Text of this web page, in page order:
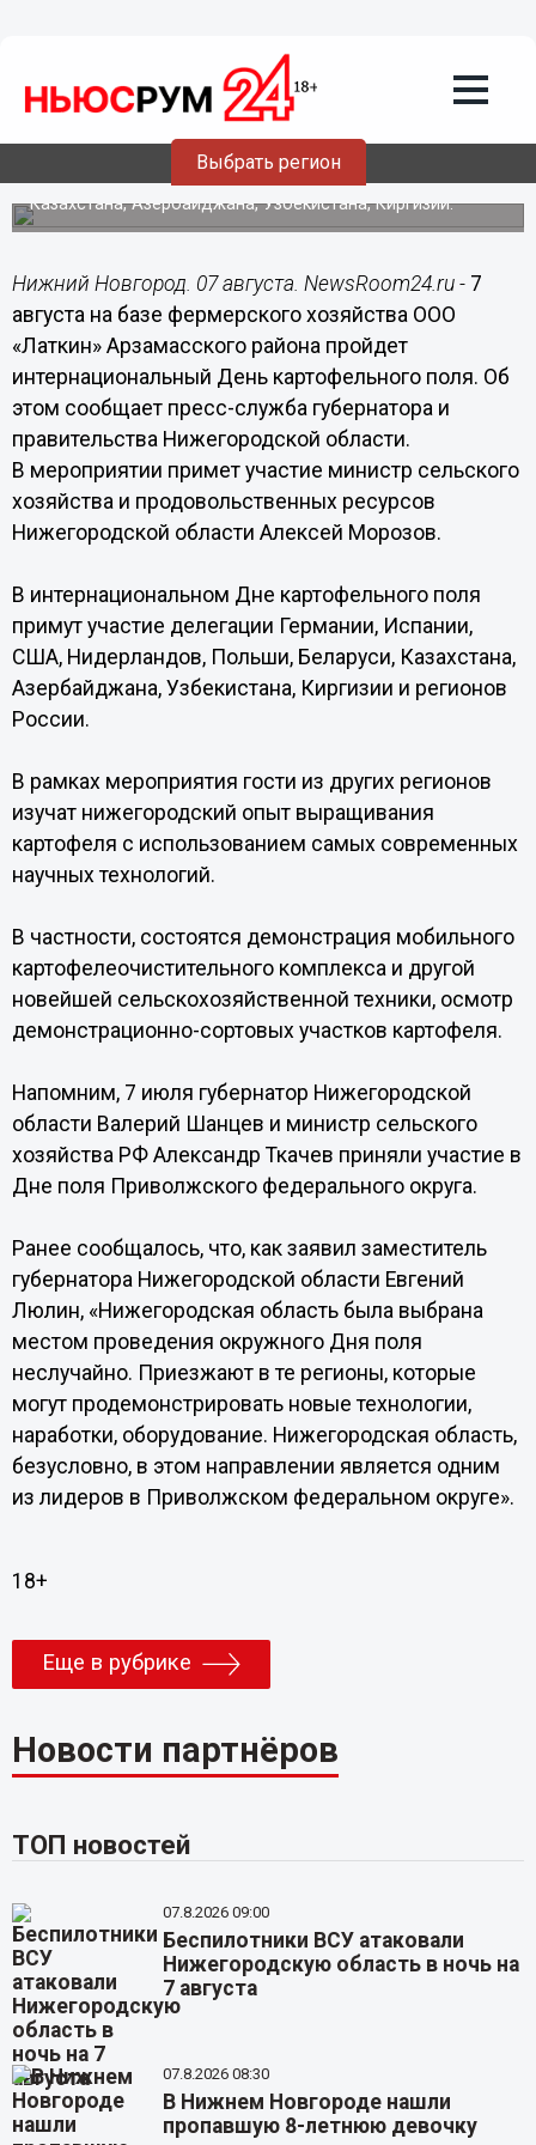
Выбрать регион
Интернациональный День
картофельного поля пройдет в
Нижегородской области 7 августа
В мероприятии примут участие делегации Германии,
Испании, США, Нидерландов, Польши, Беларуси,
Казахстана, Азербайджана, Узбекистана, Киргизии.
Нижний Новгород. 07 августа. NewsRoom24.ru - 7
августа на базе фермерского хозяйства ООО
«Латкин» Арзамасского района пройдет
интернациональный День картофельного поля. Об
этом сообщает пресс-служба губернатора и
правительства Нижегородской области.
В мероприятии примет участие министр сельского
хозяйства и продовольственных ресурсов
Нижегородской области Алексей Морозов.
В интернациональном Дне картофельного поля
примут участие делегации Германии, Испании,
США, Нидерландов, Польши, Беларуси, Казахстана,
Азербайджана, Узбекистана, Киргизии и регионов
России.
В рамках мероприятия гости из других регионов
изучат нижегородский опыт выращивания
картофеля с использованием самых современных
научных технологий.
В частности, состоятся демонстрация мобильного
картофелеочистительного комплекса и другой
новейшей сельскохозяйственной техники, осмотр
демонстрационно-сортовых участков картофеля.
Напомним, 7 июля губернатор Нижегородской
области Валерий Шанцев и министр сельского
хозяйства РФ Александр Ткачев приняли участие в
Дне поля Приволжского федерального округа.
Ранее сообщалось, что, как заявил заместитель
губернатора Нижегородской области Евгений
Люлин, «Нижегородская область была выбрана
местом проведения окружного Дня поля
неслучайно. Приезжают в те регионы, которые
могут продемонстрировать новые технологии,
наработки, оборудование. Нижегородская область,
безусловно, в этом направлении является одним
из лидеров в Приволжском федеральном округе».
18+
Еще в рубрике
Новости партнёров
ТОП новостей
07.8.2026 09:00
Беспилотники ВСУ атаковали
Нижегородскую область в ночь на
7 августа
07.8.2026 08:30
В Нижнем Новгороде нашли
пропавшую 8-летнюю девочку